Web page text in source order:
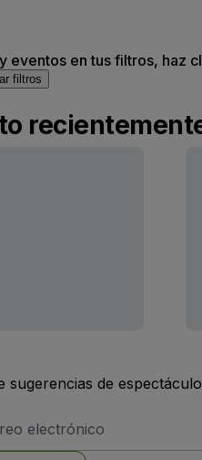
eventos en tus filtros, haz
filtros
sugerencias de